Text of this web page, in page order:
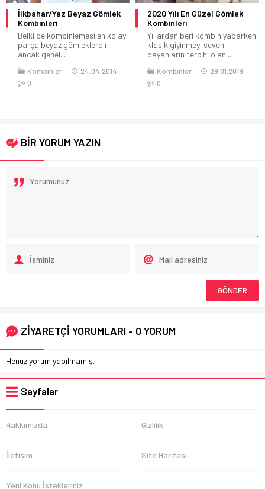
2020 Yılı En Güzel Gömlek
Kombinleri
Yıllardan beri kombin yaparken
klasik giyinmeyi seven
bayanların tercihi olan...
Kombinler
29.01.2019
0
2020 Günlük Bayan Tesettür
Kombinleri
Kombin yapmam her zaman
önemlidir. Tesettür kombinleri
de daha ayrı...
Kombinler
Tesettür
15.12.2016
BİR YORUM YAZIN
ZİYARETÇİ YORUMLARI - 0 YORUM
Henüz yorum yapılmamış.
Sayfalar
Hakkımızda Gizlilik
İletişim Site Haritası
Yeni Konu İstekleriniz